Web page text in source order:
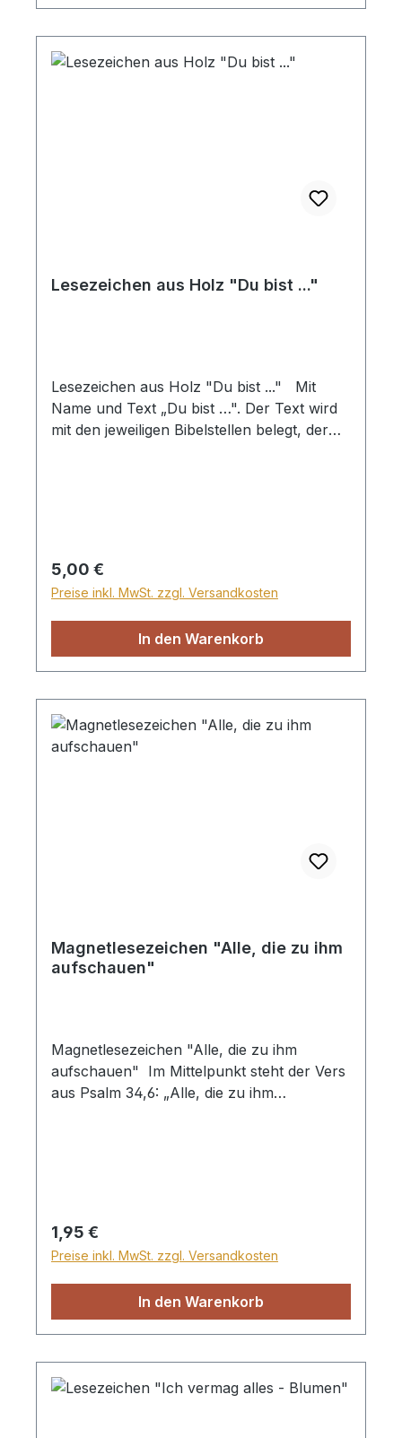
schneller wiederzufinden. Ebenso kann die
den gelesenen Text anregen.
Lesezeichen aus Holz "Du bist ..."
Lesezeichen aus Holz "Du bist ..." Mit
Name und Text „Du bist …". Der Text wird
mit den jeweiligen Bibelstellen belegt, der
NAMEN ANGEBEN, DEN WIR AUF DAS
LESEZEICHEN EINGRAVIEREN LASSEN
KÖNNEN!
Regulärer Preis:
5,00 €
Preise inkl. MwSt. zzgl. Versandkosten
In den Warenkorb
Magnetlesezeichen "Alle, die zu ihm
aufschauen"
Magnetlesezeichen "Alle, die zu ihm
aufschauen" Im Mittelpunkt steht der Vers
aus Psalm 34,6: „Alle, die zu ihm
Regulärer Preis:
1,95 €
Preise inkl. MwSt. zzgl. Versandkosten
In den Warenkorb